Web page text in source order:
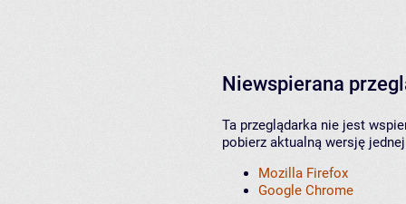
Niewspierana
Ta przeglądarka nie jest
pobierz aktualną wersję
Mozilla Firefox
Google Chrome